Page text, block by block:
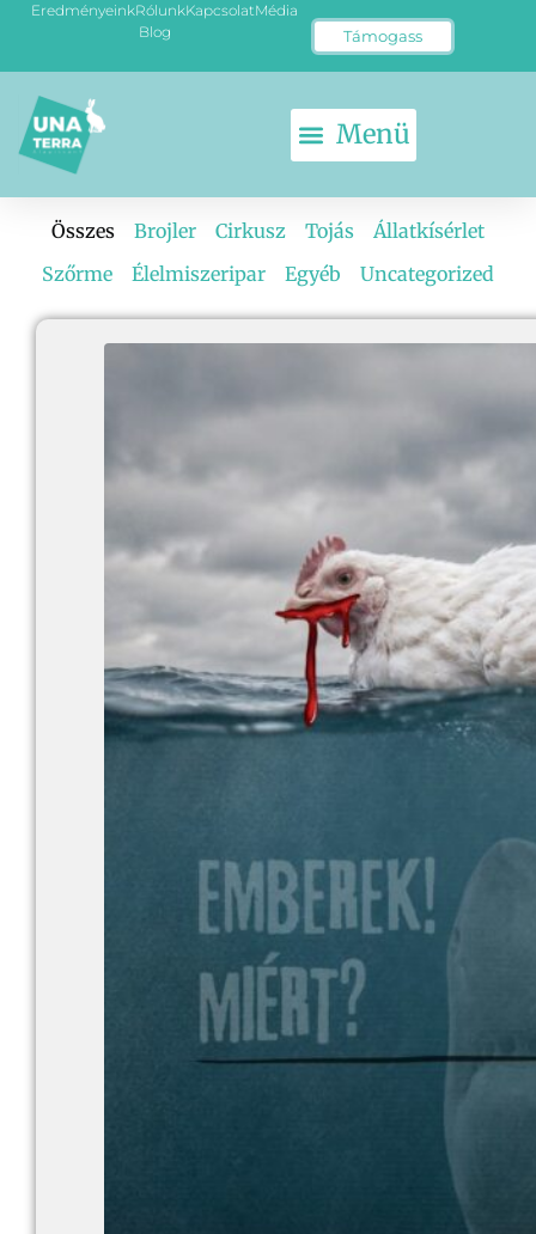
EredményeinkRólunkKapcsolatMédia
Blog
Támogass
Brojler Cirkusz Tojás
Állatkísérlet
Szőrme
Élelmiszeripar Egyéb Uncategorized
Összes